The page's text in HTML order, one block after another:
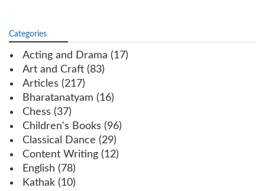
Categories
Acting and Drama (17)
Art and Craft (83)
Articles (217)
Bharatanatyam (16)
Chess (37)
Children's Books (96)
Classical Dance (29)
Content Writing (12)
English (78)
Kathak (10)